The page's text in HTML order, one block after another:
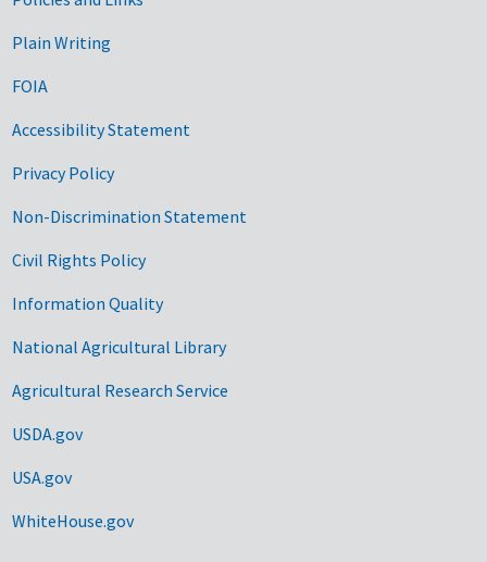
Plain Writing
FOIA
Accessibility Statement
Privacy Policy
Non-Discrimination Statement
Civil Rights Policy
Information Quality
National Agricultural Library
Agricultural Research Service
USDA.gov
USA.gov
WhiteHouse.gov